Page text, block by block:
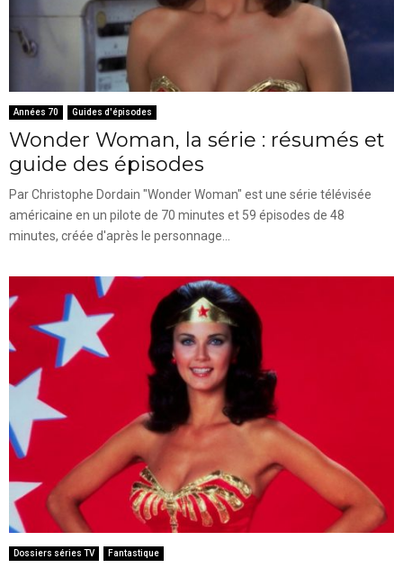
Années 70 Guides d'épisodes
Wonder Woman, la série : résumés et
guide des épisodes
Par Christophe Dordain "Wonder Woman" est une série télévisée
américaine en un pilote de 70 minutes et 59 épisodes de 48
minutes, créée d'après le personnage...
Dossiers séries TV Fantastique